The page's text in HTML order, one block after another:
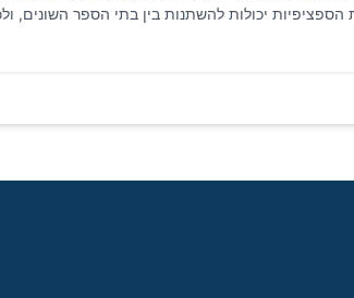
יכולות להשתנות בין בתי הספר השונים,